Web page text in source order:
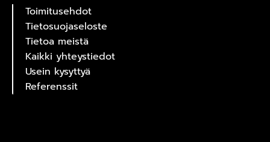
Toimitusehdot
Tietosuojaseloste
Tietoa meistä
Kaikki yhteystiedot
Usein kysyttyä
Referenssit